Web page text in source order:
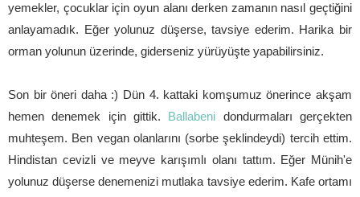
yemekler, çocuklar için oyun alanı derken zamanın nasıl geçtiğini
anlayamadık. Eğer yolunuz düşerse, tavsiye ederim. Harika bir
orman yolunun üzerinde, giderseniz yürüyüşte yapabilirsiniz.
Son bir öneri daha :) Dün 4. kattaki komşumuz önerince akşam
hemen denemek için gittik. Ballabeni dondurmaları gerçekten
muhteşem. Ben vegan olanlarını (sorbe şeklindeydi) tercih ettim.
Hindistan cevizli ve meyve karışımlı olanı tattım. Eğer Münih'e
yolunuz düşerse denemenizi mutlaka tavsiye ederim. Kafe ortamı